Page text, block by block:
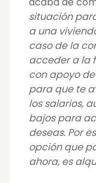
situación
a una
caso de la
acceder a la
con apoyo
para que te
los salarios,
bajos para
deseas. Por
opción que
ahora, es